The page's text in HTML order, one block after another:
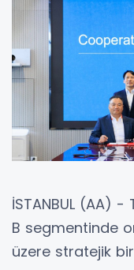
İSTANBUL (AA) -
B segmentinde
üzere stratejik